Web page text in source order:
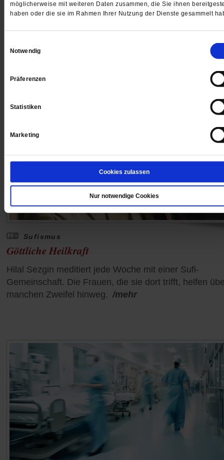
möglicherweise mit weiteren Daten zusammen, die Sie ihnen
haben oder die sie im Rahmen Ihrer Nutzung der Dienste gesammelt
Notwendig
Präferenzen
Statistiken
Marketing
Cookies zulassen
Nur notwendige Cookies
Medizinethiker Giovanni Maio. Im Krankenhaus
Hilfsbedürftigkeit der Menschen oft zu kurz. Dabei ist
Konzentration darauf die eigentliche Aufgabe von
Sufismus
Göttliche Heilkraft
Hilal Sezgin meditiert jede Woche mit einer Sufi-
Gemeinschaft. Die Frauen, die sie dort trifft, helfen
manchen Zweifel hinweg. /mehr